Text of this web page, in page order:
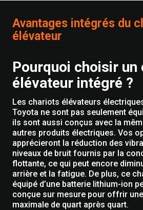
Avantages intégrés du
élévateur
Pourquoi choisir un
élévateur intégré ?
Les chariots élévateurs
Toyota ne sont pas seulement
ils sont aussi conçus avec la
autres produits électriques. Vos
apprécieront la réduction des
niveaux de bruit fournis par la
flottante, ce qui peut encore
arrière et la fatigue. De plus, ce
équipé d’une batterie lithium-ion
conçue sur mesure pour offrir
maximale de quart après quart.